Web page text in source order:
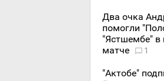
Два очка
помогли
"Ястшембе" в
матче
1
"Актобе"